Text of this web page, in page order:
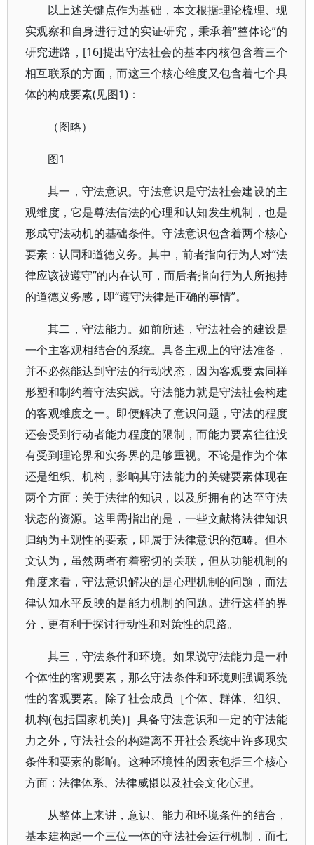
以上述关键点作为基础，本文根据理论梳理、现
实观察和自身进行过的实证研究，秉承着“整体论”的
研究进路，[16]提出守法社会的基本内核包含着三个
相互联系的方面，而这三个核心维度又包含着七个具
体的构成要素(见图1)：
（图略）
图1
其一，守法意识。守法意识是守法社会建设的主
观维度，它是尊法信法的心理和认知发生机制，也是
形成守法动机的基础条件。守法意识包含着两个核心
要素：认同和道德义务。其中，前者指向行为人对“法
律应该被遵守”的内在认可，而后者指向行为人所抱持
的道德义务感，即“遵守法律是正确的事情”。
其二，守法能力。如前所述，守法社会的建设是
一个主客观相结合的系统。具备主观上的守法准备，
并不必然能达到守法的行动状态，因为客观要素同样
形塑和制约着守法实践。守法能力就是守法社会构建
的客观维度之一。即便解决了意识问题，守法的程度
还会受到行动者能力程度的限制，而能力要素往往没
有受到理论界和实务界的足够重视。不论是作为个体
还是组织、机构，影响其守法能力的关键要素体现在
两个方面：关于法律的知识，以及所拥有的达至守法
状态的资源。这里需指出的是，一些文献将法律知识
归纳为主观性的要素，即属于法律意识的范畴。但本
文认为，虽然两者有着密切的关联，但从功能机制的
角度来看，守法意识解决的是心理机制的问题，而法
律认知水平反映的是能力机制的问题。进行这样的界
分，更有利于探讨行动性和对策性的思路。
其三，守法条件和环境。如果说守法能力是一种
个体性的客观要素，那么守法条件和环境则强调系统
性的客观要素。除了社会成员［个体、群体、组织、
机构(包括国家机关)］具备守法意识和一定的守法能
力之外，守法社会的构建离不开社会系统中许多现实
条件和要素的影响。这种环境性的因素包括三个核心
方面：法律体系、法律威慑以及社会文化心理。
从整体上来讲，意识、能力和环境条件的结合，
基本建构起一个三位一体的守法社会运行机制，而七